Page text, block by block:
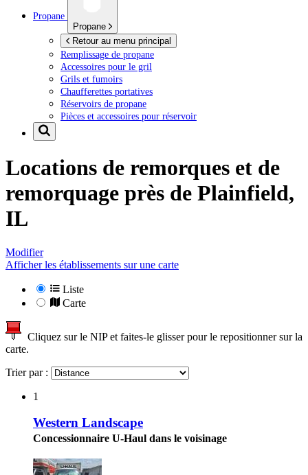
Propane
Propane
Retour au menu principal
Remplissage de propane
Accessoires pour le gril
Grils et fumoirs
Chaufferettes portatives
Réservoirs de propane
Pièces et accessoires pour réservoir
Locations de remorques et de
remorquage près de Plainfield,
IL
Modifier
Afficher les établissements sur une carte
Liste
Carte
Cliquez sur le NIP et faites-le glisser pour le repositionner sur la
carte.
Trier par :
1
Western Landscape
Concessionnaire U-Haul dans le voisinage